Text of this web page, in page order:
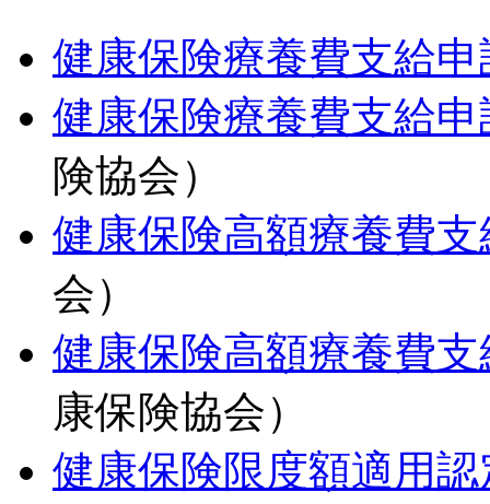
健康保険療養費支給申
健康保険療養費支給
険協会）
健康保険高額療養費
会）
健康保険高額療養費
康保険協会）
健康保険限度額適用